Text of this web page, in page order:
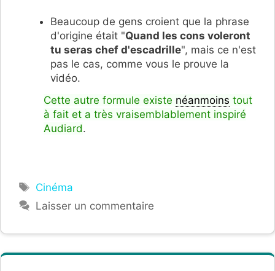
Beaucoup de gens croient que la phrase
d'origine était "Quand les cons voleront
tu seras chef d'escadrille", mais ce n'est
pas le cas, comme vous le prouve la
vidéo.
Cette autre formule existe néanmoins tout
à fait et a très vraisemblablement inspiré
Audiard.
Étiquettes
Cinéma
Laisser un commentaire